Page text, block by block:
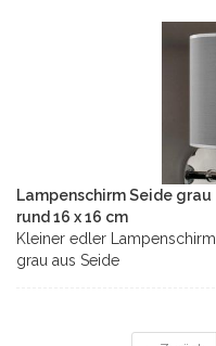
Lampenschirm Seide grau
rund 16 x 16 cm
Kleiner edler Lampenschirm
grau aus Seide